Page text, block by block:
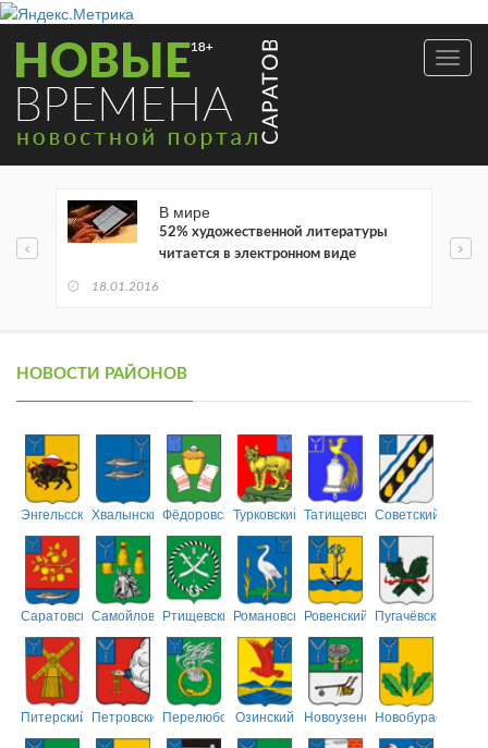
В мире
52% художественной литературы
читается в электронном виде
18.01.2016
НОВОСТИ РАЙОНОВ
ЭнгельсскийХвалынскийФёдоровскийТурковский ТатищевскийСоветский
СаратовскийСамойловскийРтищевскийРомановскийРовенский Пугачёвский
Питерский ПетровскийПерелюбскийОзинский НовоузенскийНовобурасский